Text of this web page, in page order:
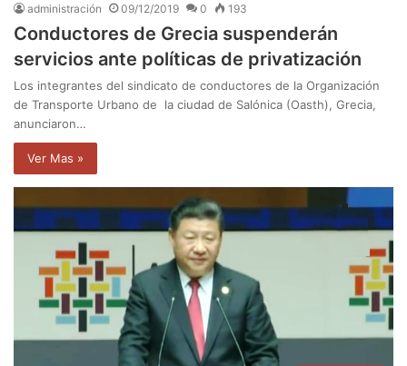
administración 09/12/2019 0 193
Conductores de Grecia suspenderán
servicios ante políticas de privatización
Los integrantes del sindicato de conductores de la Organización
de Transporte Urbano de la ciudad de Salónica (Oasth), Grecia,
anunciaron…
Ver Mas »